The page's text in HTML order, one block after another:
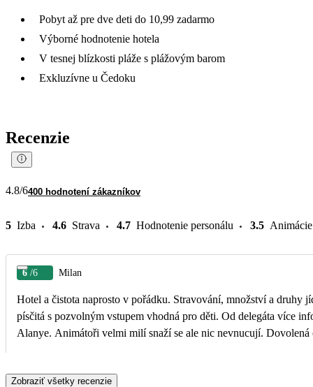
Pobyt až pre dve deti do 10,99 zadarmo
Výborné hodnotenie hotela
V tesnej blízkosti pláže s plážovým barom
Exkluzívne u Čedoku
Recenzie
4.8/6400 hodnotení zákazníkov
5 Izba 4.6 Strava 4.7 Hodnotenie personálu 3.5 Animácie
6 /6 Milan
Hotel a čistota naprosto v pořádku. Stravování, množství a druhy
písčitá s pozvolným vstupem vhodná pro děti. Od delegáta více informací o konkrétním hotelu odjezdy dolmuše přímo od hotelů možné v určitých hodinách jak do Konakli tak i do
Alanye. Animátoři velmi milí snaží se ale nic nevnucují. Dovolená
Zobraziť všetky recenzie